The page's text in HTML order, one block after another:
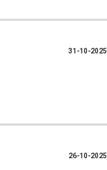
31-10-2025
26-10-2025